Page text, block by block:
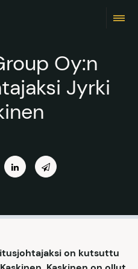
Oy:n
Jyrki
on kutsuttu